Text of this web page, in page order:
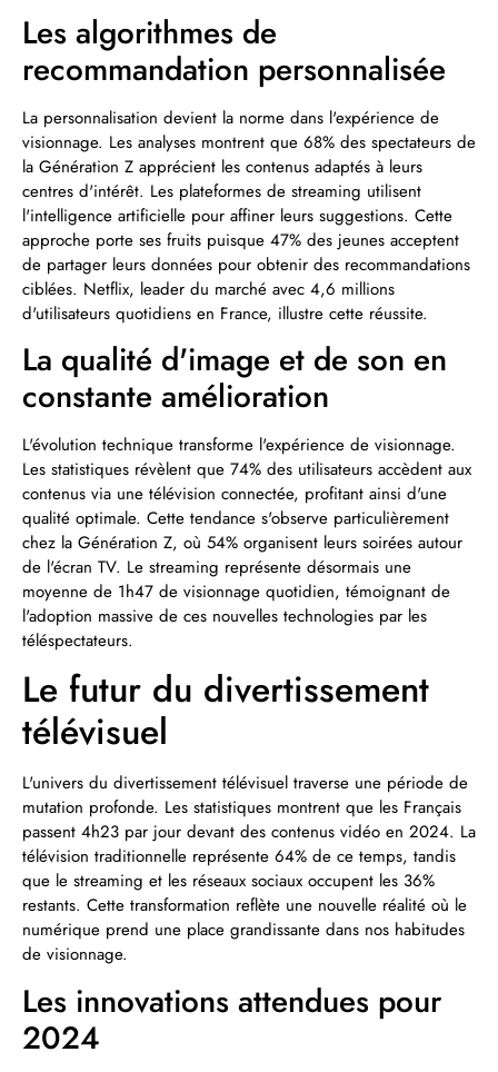
Les algorithmes de
recommandation personnalisée
La personnalisation devient la norme dans l'expérience de
visionnage. Les analyses montrent que 68% des spectateurs de
la Génération Z apprécient les contenus adaptés à leurs
centres d'intérêt. Les plateformes de streaming utilisent
l'intelligence artificielle pour affiner leurs suggestions. Cette
approche porte ses fruits puisque 47% des jeunes acceptent
de partager leurs données pour obtenir des recommandations
ciblées. Netflix, leader du marché avec 4,6 millions
d'utilisateurs quotidiens en France, illustre cette réussite.
La qualité d'image et de son en
constante amélioration
L'évolution technique transforme l'expérience de visionnage.
Les statistiques révèlent que 74% des utilisateurs accèdent aux
contenus via une télévision connectée, profitant ainsi d'une
qualité optimale. Cette tendance s'observe particulièrement
chez la Génération Z, où 54% organisent leurs soirées autour
de l'écran TV. Le streaming représente désormais une
moyenne de 1h47 de visionnage quotidien, témoignant de
l'adoption massive de ces nouvelles technologies par les
téléspectateurs.
Le futur du divertissement
télévisuel
L'univers du divertissement télévisuel traverse une période de
mutation profonde. Les statistiques montrent que les Français
passent 4h23 par jour devant des contenus vidéo en 2024. La
télévision traditionnelle représente 64% de ce temps, tandis
que le streaming et les réseaux sociaux occupent les 36%
restants. Cette transformation reflète une nouvelle réalité où le
numérique prend une place grandissante dans nos habitudes
de visionnage.
Les innovations attendues pour
2024